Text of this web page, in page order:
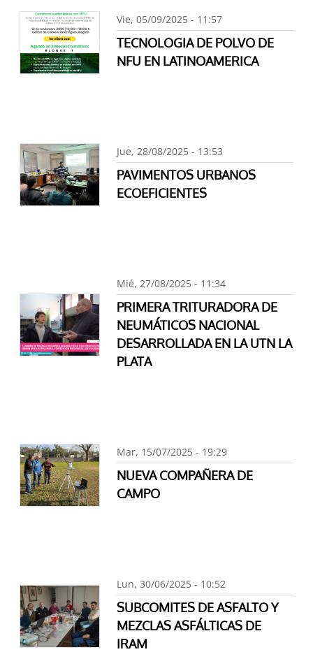
Vie, 05/09/2025 - 11:57
TECNOLOGIA DE POLVO DE
NFU EN LATINOAMERICA
Jue, 28/08/2025 - 13:53
PAVIMENTOS URBANOS
ECOEFICIENTES
Mié, 27/08/2025 - 11:34
PRIMERA TRITURADORA DE
NEUMÁTICOS NACIONAL
DESARROLLADA EN LA UTN LA
PLATA
Mar, 15/07/2025 - 19:29
NUEVA COMPAÑERA DE
CAMPO
Lun, 30/06/2025 - 10:52
SUBCOMITES DE ASFALTO Y
MEZCLAS ASFÁLTICAS DE
IRAM